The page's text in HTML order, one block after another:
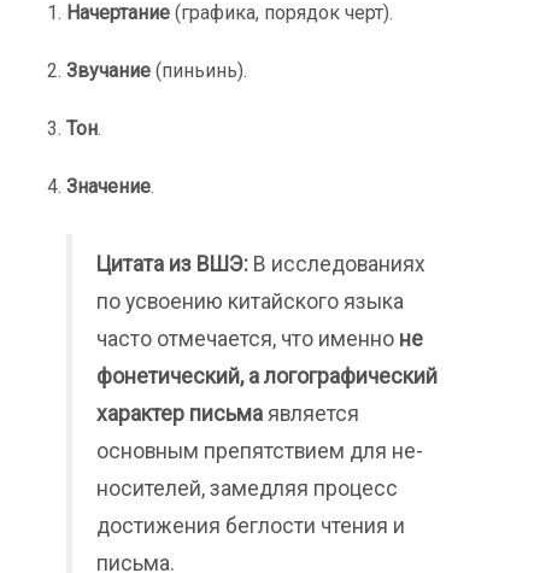
Начертание (графика, порядок черт).
Звучание (пиньинь).
Тон.
Значение.
Цитата из ВШЭ: В исследованиях
по усвоению китайского языка
часто отмечается, что именно не
фонетический, а логографический
характер письма является
основным препятствием для не-
носителей, замедляя процесс
достижения беглости чтения и
письма.